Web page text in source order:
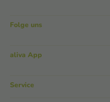
Folge uns
aliva App
Service